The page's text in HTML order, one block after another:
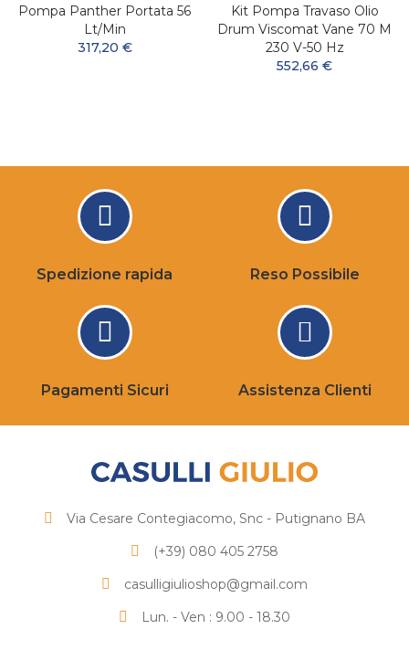
Pompa Panther Portata 56
Lt/min
317,20 €
Kit Pompa Travaso Olio
Drum Viscomat Vane 70 M
230 V-50 Hz
552,66 €
Spedizione rapida Reso Possibile
Pagamenti Sicuri Assistenza Clienti
Via Cesare Contegiacomo, Snc - Putignano BA
(+39) 080 405 2758
casulligiulioshop@gmail.com
Lun. - Ven : 9.00 - 18.30